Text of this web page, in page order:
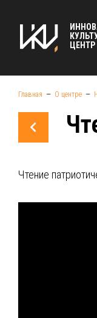
ЦЕНТР
Главная О центре
Чтение